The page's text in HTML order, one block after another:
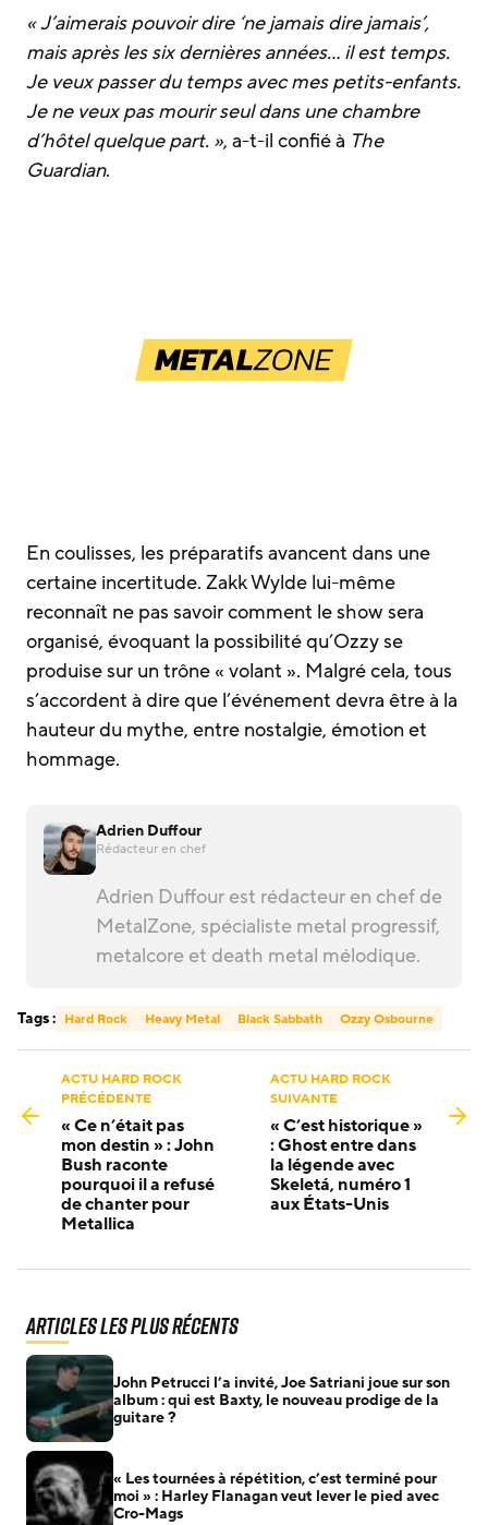
« J’aimerais pouvoir dire ‘ne jamais dire jamais’,
mais après les six dernières années… il est temps.
Je veux passer du temps avec mes petits-enfants.
Je ne veux pas mourir seul dans une chambre
d’hôtel quelque part. », a-t-il confié à The
Guardian.
En coulisses, les préparatifs avancent dans une
certaine incertitude. Zakk Wylde lui-même
reconnaît ne pas savoir comment le show sera
organisé, évoquant la possibilité qu’Ozzy se
produise sur un trône « volant ». Malgré cela, tous
s’accordent à dire que l’événement devra être à la
hauteur du mythe, entre nostalgie, émotion et
hommage.
Adrien Duffour
Rédacteur en chef
Adrien Duffour est rédacteur en chef de
MetalZone, spécialiste metal progressif,
metalcore et death metal mélodique.
Tags : Hard Rock Heavy Metal Black Sabbath Ozzy Osbourne
ACTU HARD ROCK
PRÉCÉDENTE
« Ce n’était pas
mon destin » : John
Bush raconte
pourquoi il a refusé
de chanter pour
Metallica
ACTU HARD ROCK
SUIVANTE
« C’est historique »
: Ghost entre dans
la légende avec
Skeletá, numéro 1
aux États-Unis
Articles les plus récents
John Petrucci l’a invité, Joe Satriani joue sur son
album : qui est Baxty, le nouveau prodige de la
guitare ?
« Les tournées à répétition, c’est terminé pour
moi » : Harley Flanagan veut lever le pied avec
Cro-Mags